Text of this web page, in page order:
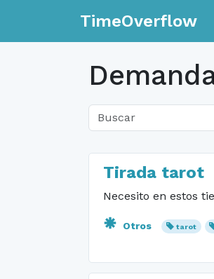
TimeOverflow
Tirada tarot
Necesito en estos
Otros tarot